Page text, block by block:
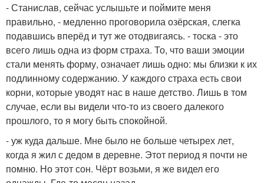
- Станислав, сейчас услышьте и поймите меня
правильно, - медленно проговорила озёрская, слегка
подавшись вперёд и тут же отодвигаясь. - тоска - это
всего лишь одна из форм страха. То, что ваши эмоции
стали менять форму, означает лишь одно: мы близки к их
подлинному содержанию. У каждого страха есть свои
корни, которые уводят нас в наше детство. Лишь в том
случае, если вы видели что-то из своего далекого
прошлого, то я могу быть спокойной.
- уж куда дальше. Мне было не больше четырех лет,
когда я жил с дедом в деревне. Этот период я почти не
помню. Но этот сон. Чёрт возьми, я же видел его